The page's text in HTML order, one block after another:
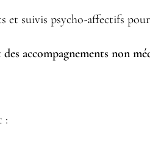
et suivis psycho-affectifs
des accompagnements non
: